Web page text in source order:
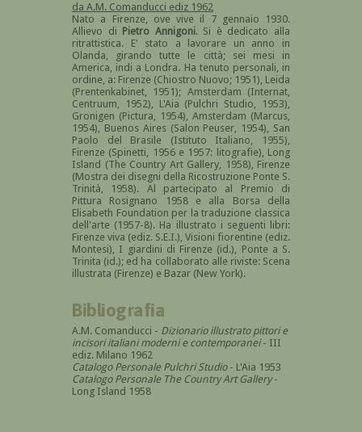
da A.M. Comanducci ediz 1962
Nato a Firenze, ove vive il 7 gennaio 1930.
Allievo di Pietro Annigoni. Si è dedicato alla
ritrattistica. E' stato a lavorare un anno in
Olanda, girando tutte le città; sei mesi in
America, indi a Londra. Ha tenuto personali, in
ordine, a: Firenze (Chiostro Nuovo; 1951), Leida
(Prentenkabinet, 1951); Amsterdam (Internat,
Centruum, 1952), L'Aia (Pulchri Studio, 1953),
Gronigen (Pictura, 1954), Amsterdam (Marcus,
1954), Buenos Aires (Salon Peuser, 1954), San
Paolo del Brasile (Istituto Italiano, 1955),
Firenze (Spinetti, 1956 e 1957: litografie), Long
Island (The Country Art Gallery, 1958), Firenze
(Mostra dei disegni della Ricostruzione Ponte S.
Trinità, 1958). Al partecipato al Premio di
Pittura Rosignano 1958 e alla Borsa della
Elisabeth Foundation per la traduzione classica
dell'arte (1957-8). Ha illustrato i seguenti libri:
Firenze viva (ediz. S.E.I.), Visioni fiorentine (ediz.
Montesi), I giardini di Firenze (id.), Ponte a S.
Trinita (id.); ed ha collaborato alle riviste: Scena
illustrata (Firenze) e Bazar (New York).
Bibliografia
A.M. Comanducci - Dizionario illustrato pittori e
incisori italiani moderni e contemporanei- III
ediz. Milano 1962
Catalogo Personale Pulchri Studio- L'Aia 1953
Catalogo Personale The Country Art Gallery-
Long Island 1958